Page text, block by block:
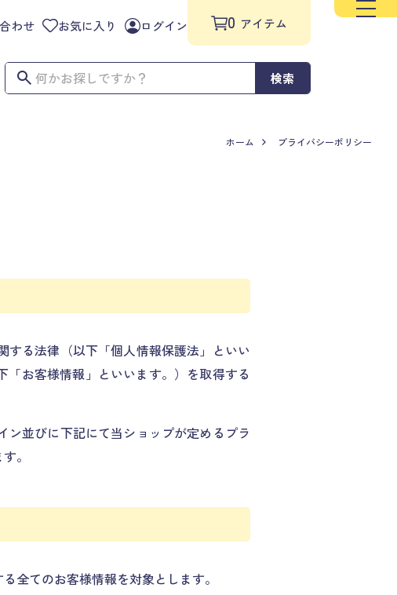
わせ お気に入り ログイン 0 アイテム
検索
ホーム プライバシーポリシー
する法律（以下「個人情報保護法」といい
お客様情報」といいます。）を取得する
並びに下記にて当ショップが定めるプラ
。
全てのお客様情報を対象とします。